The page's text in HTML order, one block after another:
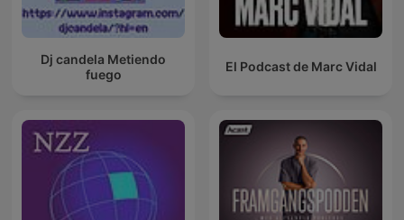
Dj candela Metiendo
fuego
El Podcast de Marc Vidal